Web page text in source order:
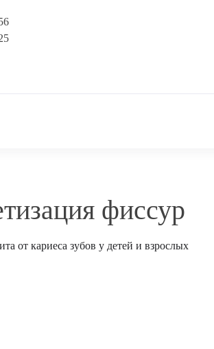
фиссур
от кариеса зубов у детей и взрослых